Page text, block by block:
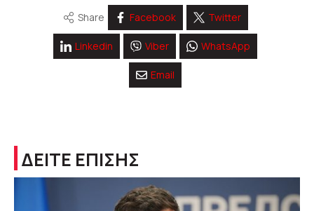
Share Facebook Twitter
Linkedin Viber WhatsApp
Email
ΔΕΙΤΕ ΕΠΙΣΗΣ